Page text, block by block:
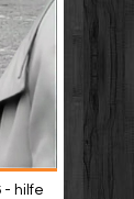
- hilfe